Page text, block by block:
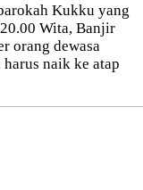
Kukku yang
Wita, Banjir
orang dewasa
naik ke atap